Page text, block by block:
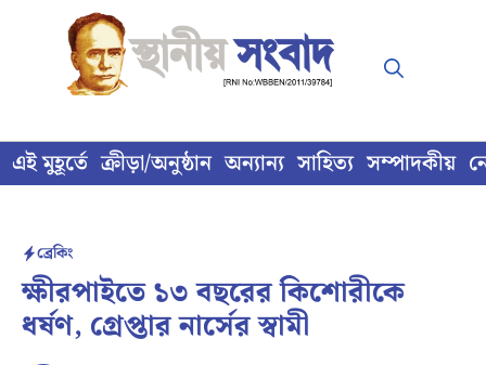
content
এই মুহূর্তে ক্রীড়া/অনুষ্ঠান অন্যান্য সাহিত্য সম্পাদকীয়
ব্রেকিং
ক্ষীরপাইতে ১৩ বছরের কিশোরীকে
ধর্ষণ, গ্রেপ্তার নার্সের স্বামী